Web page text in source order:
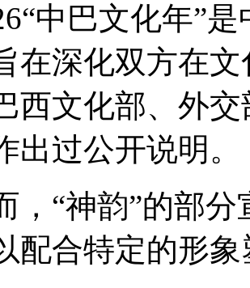
巴文化年”是
在深化双方在
西文化部、外
出过公开说明。
“神韵”的部分
配合特定的形